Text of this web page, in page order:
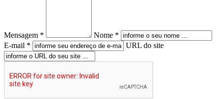
Mensagem *
Nome *
E-mail *
URL do site